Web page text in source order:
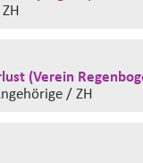
(Verein
/ ZH